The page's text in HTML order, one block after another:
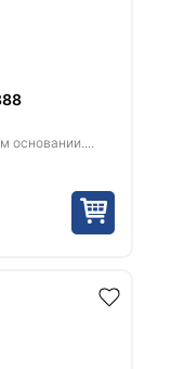
основании....